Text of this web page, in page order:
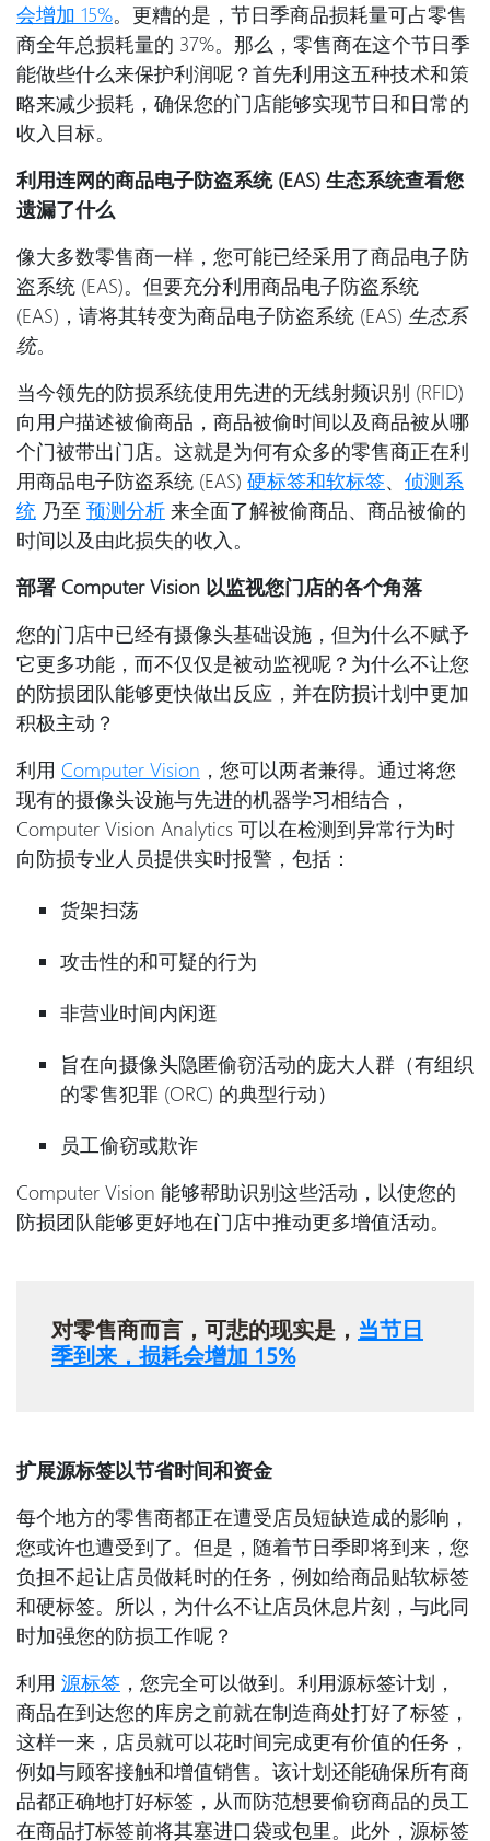
会增加 15%。更糟的是，节日季商品损耗量可占零售
商全年总损耗量的 37%。那么，零售商在这个节日季
能做些什么来保护利润呢？首先利用这五种技术和策
略来减少损耗，确保您的门店能够实现节日和日常的
收入目标。
利用连网的商品电子防盗系统 (EAS) 生态系统查看您
遗漏了什么
像大多数零售商一样，您可能已经采用了商品电子防
盗系统 (EAS)。但要充分利用商品电子防盗系统
(EAS)，请将其转变为商品电子防盗系统 (EAS) 生态系
统。
当今领先的防损系统使用先进的无线射频识别 (RFID)
向用户描述被偷商品，商品被偷时间以及商品被从哪
个门被带出门店。这就是为何有众多的零售商正在利
用商品电子防盗系统 (EAS) 硬标签和软标签、 侦测系
统 乃至 预测分析 来全面了解被偷商品、商品被偷的
时间以及由此损失的收入。
部署 Computer Vision 以监视您门店的各个角落
您的门店中已经有摄像头基础设施，但为什么不赋予
它更多功能，而不仅仅是被动监视呢？为什么不让您
的防损团队能够更快做出反应，并在防损计划中更加
积极主动？
利用 Computer Vision ，您可以两者兼得。通过将您
现有的摄像头设施与先进的机器学习相结合，
Computer Vision Analytics 可以在检测到异常行为时
向防损专业人员提供实时报警，包括：
货架扫荡
攻击性的和可疑的行为
非营业时间内闲逛
旨在向摄像头隐匿偷窃活动的庞大人群（有组织
的零售犯罪 (ORC) 的典型行动）
员工偷窃或欺诈
Computer Vision 能够帮助识别这些活动，以使您的
防损团队能够更好地在门店中推动更多增值活动。
对零售商而言，可悲的现实是， 当节日
季到来，损耗会增加 15%
扩展源标签以节省时间和资金
每个地方的零售商都正在遭受店员短缺造成的影响，
您或许也遭受到了。但是，随着节日季即将到来，您
负担不起让店员做耗时的任务，例如给商品贴软标签
和硬标签。所以，为什么不让店员休息片刻，与此同
时加强您的防损工作呢？
利用 源标签 ，您完全可以做到。利用源标签计划，
商品在到达您的库房之前就在制造商处打好了标签，
这样一来，店员就可以花时间完成更有价值的任务，
例如与顾客接触和增值销售。该计划还能确保所有商
品都正确地打好标签，从而防范想要偷窃商品的员工
在商品打标签前将其塞进口袋或包里。此外，源标签